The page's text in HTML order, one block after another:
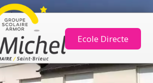
Ecole Directe